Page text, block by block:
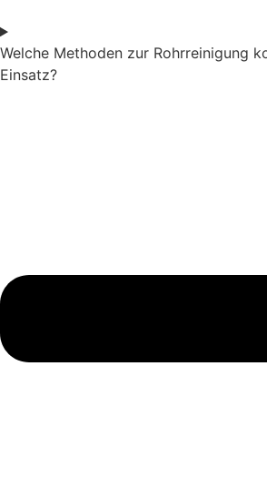
Welche Methoden zur Rohrreinigung
Einsatz?